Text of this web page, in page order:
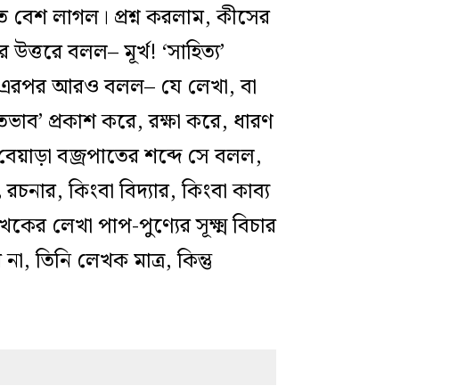
বেশ লাগল। প্রশ্ন করলাম, কীসের
বলল– মূর্খ! ‘সাহিত্য’
এরপর আরও বলল– যে লেখা, বা
প্রকাশ করে, রক্ষা করে, ধারণ
বজ্রপাতের শব্দে সে বলল,
কিংবা বিদ্যার, কিংবা কাব্য
লেখা পাপ-পুণ্যের সূক্ষ্ম বিচার
তিনি লেখক মাত্র, কিন্তু